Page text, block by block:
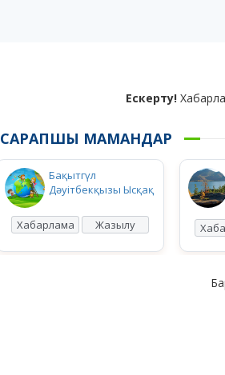
Ескерту!
САРАПШЫ МАМАНДАР
Бақытгүл
Дәуітбекқызы Ысқақ
Хабарлама Жазылу